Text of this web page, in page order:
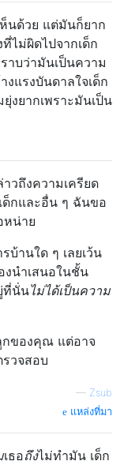
นด้วย แต่มันก็ยาก
ไม่ผิดไปจากเด็ก
บว่ามันเป็นความ
แรงบันดาลใจเด็ก
งยากเพราะมันเป็น
วถึงความเครียด
ด็กและอื่น ๆ ฉันขอ
หน่าย
บ้านใด ๆ เลยเว้น
งนำเสนอในชั้น
ที่นั่นไม่ได้เป็นความ
ของคุณ แต่อาจ
วจสอบ
— Zsub
แหล่งที่มา
เธอถึงไม่ทำมัน เด็ก